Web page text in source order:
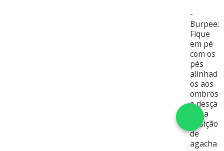
-
Burpee:
Fique
em pé
com os
pés
alinhad
os aos
ombros
e desça
até a
posição
de
agacha